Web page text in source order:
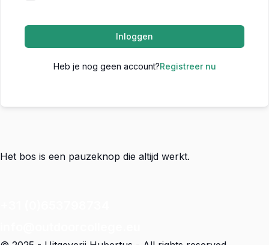
Inloggen
Heb je nog geen account?Registreer nu
Het bos is een pauzeknop die altijd werkt.